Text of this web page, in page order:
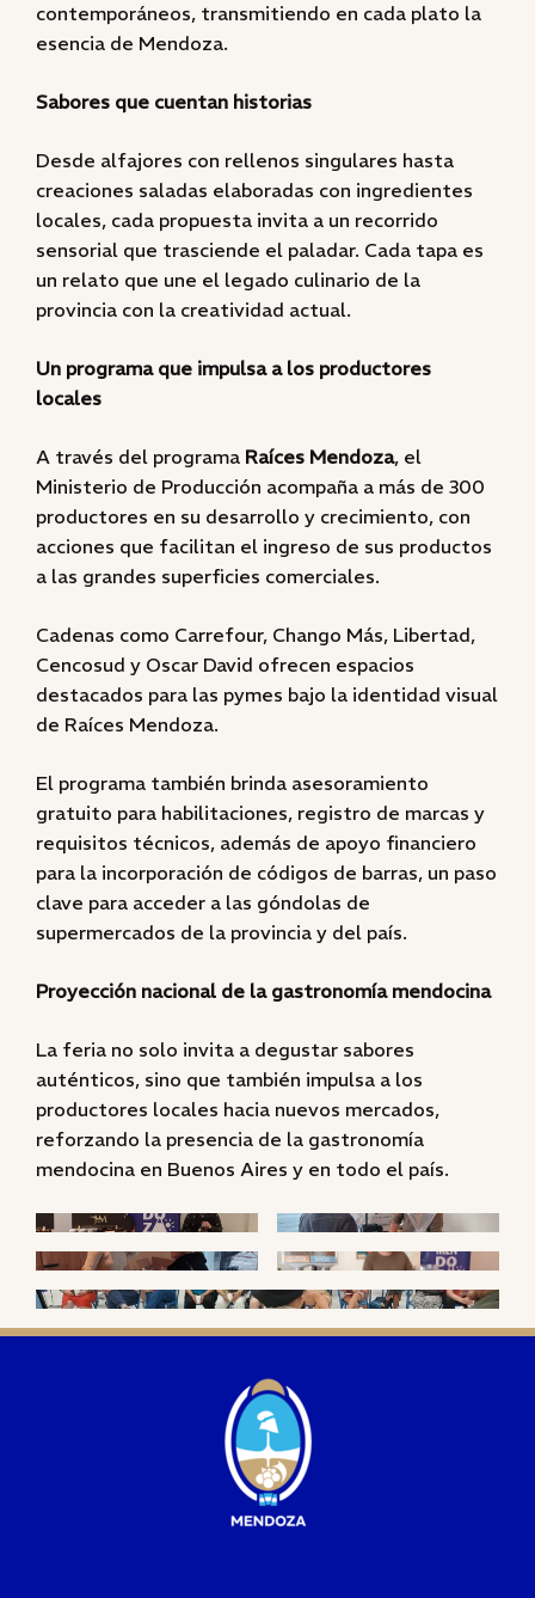
contemporáneos, transmitiendo en cada plato la
esencia de Mendoza.
Sabores que cuentan historias
Desde alfajores con rellenos singulares hasta
creaciones saladas elaboradas con ingredientes
locales, cada propuesta invita a un recorrido
sensorial que trasciende el paladar. Cada tapa es
un relato que une el legado culinario de la
provincia con la creatividad actual.
Un programa que impulsa a los productores
locales
A través del programa Raíces Mendoza, el
Ministerio de Producción acompaña a más de 300
productores en su desarrollo y crecimiento, con
acciones que facilitan el ingreso de sus productos
a las grandes superficies comerciales.
Cadenas como Carrefour, Chango Más, Libertad,
Cencosud y Oscar David ofrecen espacios
destacados para las pymes bajo la identidad visual
de Raíces Mendoza.
El programa también brinda asesoramiento
gratuito para habilitaciones, registro de marcas y
requisitos técnicos, además de apoyo financiero
para la incorporación de códigos de barras, un paso
clave para acceder a las góndolas de
supermercados de la provincia y del país.
Proyección nacional de la gastronomía mendocina
La feria no solo invita a degustar sabores
auténticos, sino que también impulsa a los
productores locales hacia nuevos mercados,
reforzando la presencia de la gastronomía
mendocina en Buenos Aires y en todo el país.